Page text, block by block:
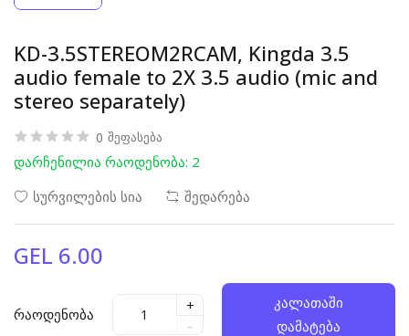
KD-3.5STEREOM2RCAM, Kingda 3.5
audio female to 2X 3.5 audio (mic and
stereo separately)
0 შეფასება
დარჩენილია რაოდენობა: 2
სურვილების სია
შედარება
GEL 6.00
რაოდენობა
+
-
კალათაში
დამატება